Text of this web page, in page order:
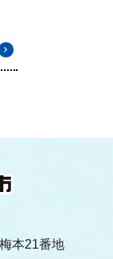
本21番地